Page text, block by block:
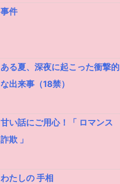
事件
ある夏、深夜に起こった衝撃的
な出来事（18禁）
甘い話にご用心！「 ロマンス
詐欺 」
わたしの 手相